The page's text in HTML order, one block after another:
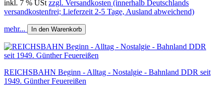
inkl. 7 % USt zzgl. Versandkosten (innerhalb Deutschlands
versandkostenfrei; Lieferzeit 2-5 Tage, Ausland abweichend)
mehr... In den Warenkorb
REICHSBAHN Beginn - Alltag - Nostalgie - Bahnland DDR seit
1949. Günther Feuereißen